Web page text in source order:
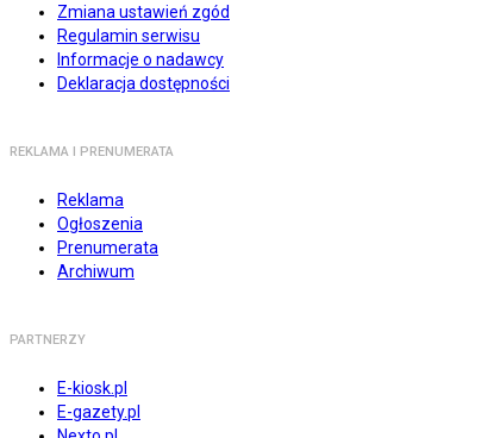
Zmiana ustawień zgód
Regulamin serwisu
Informacje o nadawcy
Deklaracja dostępności
REKLAMA I PRENUMERATA
Reklama
Ogłoszenia
Prenumerata
Archiwum
PARTNERZY
E-kiosk.pl
E-gazety.pl